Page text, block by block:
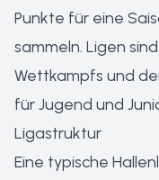
Punkte für eine
sammeln. Ligen
Wettkampfs und
für Jugend und
Ligastruktur
Eine typische